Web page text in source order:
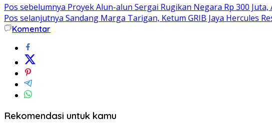
Pos sebelumnya Proyek Alun-alun Sergai Rugikan Negara Rp 300
Pos selanjutnya Sandang Marga Tarigan, Ketum GRIB Jaya Hercules
Komentar
Rekomendasi untuk kamu